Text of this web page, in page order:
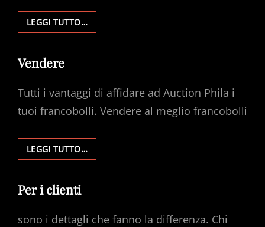
LEGGI TUTTO…ASTA
VELOCE
Vendere
Tutti i vantaggi di affidare ad Auction Phila i
tuoi francobolli. Vendere al meglio francobolli
LEGGI TUTTO…VENDERE
Per i clienti
sono i dettagli che fanno la differenza. Chi